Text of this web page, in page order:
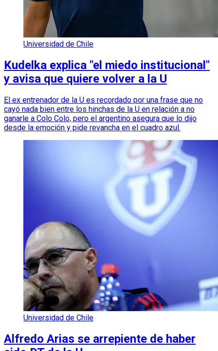
Universidad de Chile
Kudelka explica "el miedo institucional"
y avisa que quiere volver a la U
El ex entrenador de la U es recordado por una frase que no
cayó nada bien entre los hinchas de la U en relación a no
ganarle a Colo Colo, pero el argentino asegura que lo dijo
desde la emoción y pide revancha en el cuadro azul.
Universidad de Chile
Alfredo Arias se arrepiente de haber